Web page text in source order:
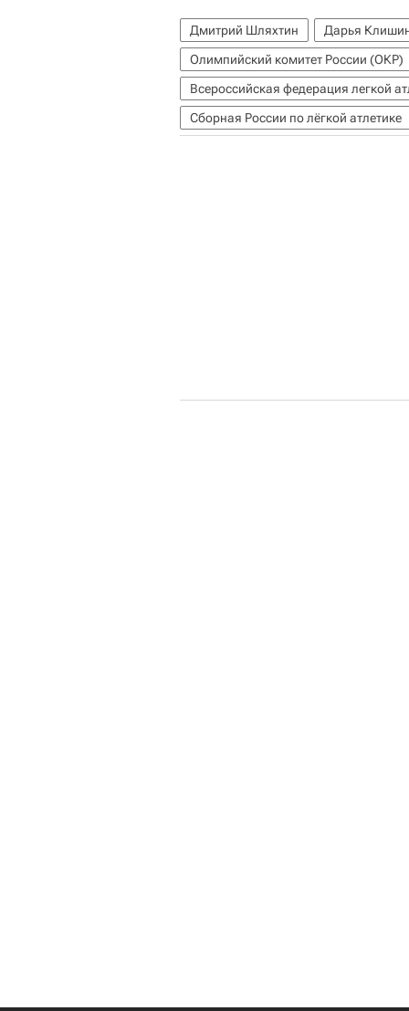
Дмитрий Шляхтин Дарья
Олимпийский комитет России (ОКР)
Всероссийская федерация легкой
Сборная России по лёгкой атлетике